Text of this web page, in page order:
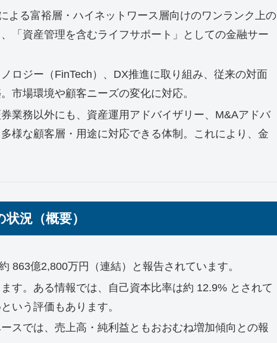
よる富裕層・ハイネットワース層向けのワンランク上の
「資産管理を含むライフサポート」としての金融サー
ロジー（FinTech）、DX推進に取り組み、従来の対面
市場環境や顧客ニーズの変化に対応。
券業務以外にも、資産運用アドバイザリー、M&Aアドバ
様な顧客層・用途に対応できる体制。これにより、金
況（概要）
863億2,800万円（連結）と報告されています。
す。ある情報では、自己資本比率は約 12.9% とされて
いう評価もあります。
スでは、売上高・純利益ともおおむね増加傾向との報